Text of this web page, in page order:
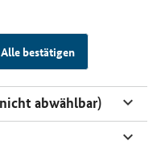
Alle bestätigen
abwählbar)
abwählbar)